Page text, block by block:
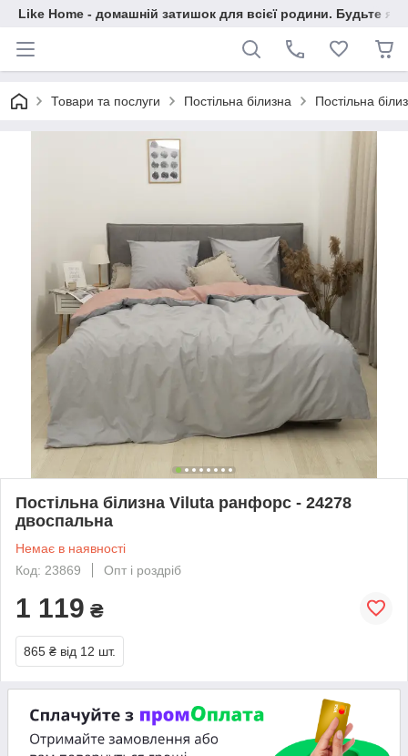
Like Home - домашній затишок для всієї родини. Будьте як
Товари та послуги Постільна білизна Постільна
Постільна білизна Viluta ранфорс - 24278
двоспальна
Немає в наявності
Код: 23869
Опт і роздріб
1 119 ₴
865 ₴ від 12 шт.